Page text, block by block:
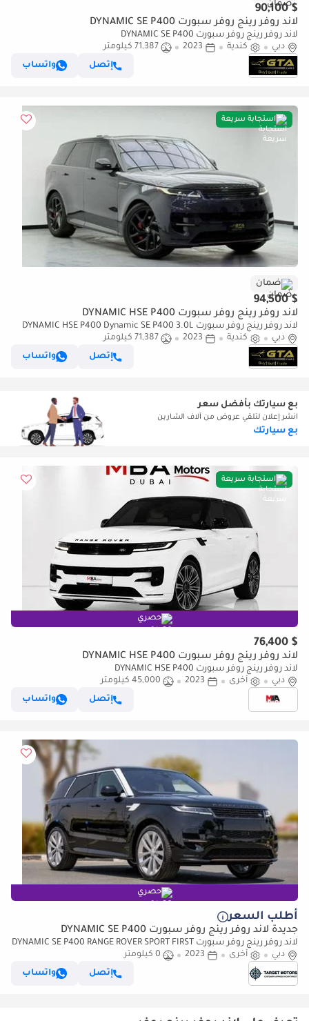
$ 90,100
لاند روفر رينج روفر سبورت DYNAMIC SE P400
لاند روفر رينج روفر سبورت DYNAMIC SE P400
دبي
كندية 2023
71,387 كيلومتر
إتصل
واتساب
استجابة سريعة
ضمان
$ 94,500
لاند روفر رينج روفر سبورت DYNAMIC HSE P400
لاند روفر رينج روفر سبورت DYNAMIC HSE P400 Dynamic SE P400 3.0L
2023 Range Rover Sport ,Warranty ,Excellent Condition ,Canadia
دبي كندية 2023
71,387 كيلومتر
إتصل
واتساب
بع سيارتك بأفضل سعر
انشر إعلان لتلقي عروض من آلاف الشارين
بع سيارتك
استجابة سريعة
حصري
$ 76,400
لاند روفر رينج روفر سبورت DYNAMIC HSE P400
لاند روفر رينج روفر سبورت DYNAMIC HSE P400
دبي
أخرى 2023
45,000 كيلومتر
إتصل
واتساب
حصري
أطلب السعر
جديدة لاند روفر رينج روفر سبورت DYNAMIC SE P400
لاند روفر رينج روفر سبورت DYNAMIC SE P400 RANGE ROVER SPORT FIRST
EDITION P530 AT MY2023
دبي أخرى 2023
0 كيلومتر
إتصل
واتساب